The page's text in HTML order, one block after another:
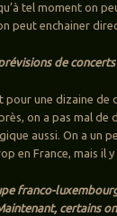
tel moment on
peut enchainer
de concerts
pour une dizaine de
on a pas mal de
aussi. On a un
en France, mais il
franco-
certains